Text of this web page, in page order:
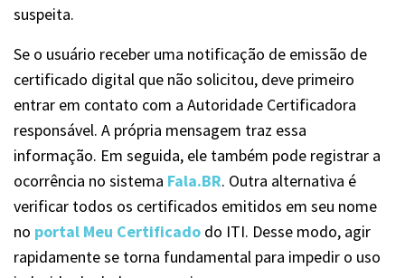
suspeita.
Se o usuário receber uma notificação de emissão de
certificado digital que não solicitou, deve primeiro
entrar em contato com a Autoridade Certificadora
responsável. A própria mensagem traz essa
informação. Em seguida, ele também pode registrar a
ocorrência no sistema Fala.BR. Outra alternativa é
verificar todos os certificados emitidos em seu nome
no portal Meu Certificado do ITI. Desse modo, agir
rapidamente se torna fundamental para impedir o uso